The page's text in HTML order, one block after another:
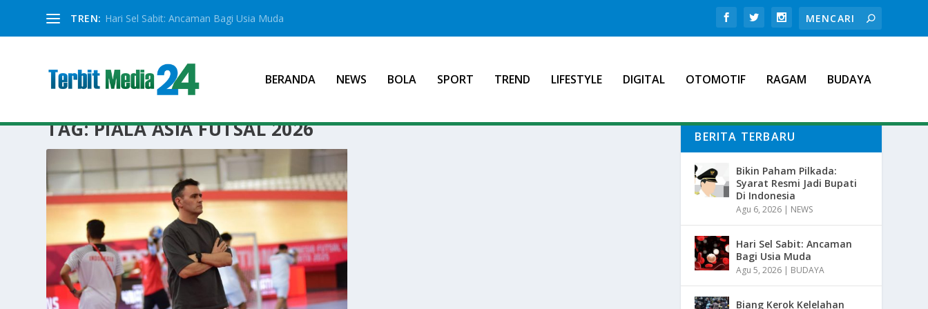
TREN: Hari Sel Sabit: Ancaman Bagi Usia Muda
BERANDA NEWS BOLA SPORT TREND LIFESTYLE DIGITAL OTOMOTIF RAGAM BUDAYA
TAG:PIALA ASIA FUTSAL 2026 BERITA TERBARU
Bikin Paham Pilkada:
Syarat Resmi Jadi Bupati
Di Indonesia
Agu 6, 2026 | NEWS
Hari Sel Sabit: Ancaman
Bagi Usia Muda
Agu 5, 2026 | BUDAYA
Biang Kerok Kelelahan